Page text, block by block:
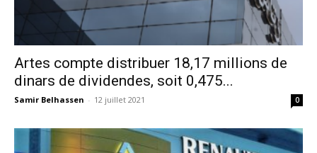
Artes compte distribuer 18,17 millions de
dinars de dividendes, soit 0,475...
Samir Belhassen - 12 juillet 2021 0